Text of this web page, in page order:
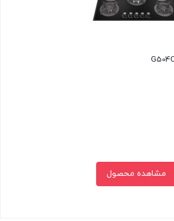
مشاهده محصول